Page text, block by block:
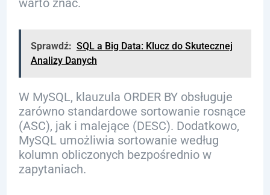
warto znać.
Sprawdź: SQL a Big Data: Klucz do Skutecznej
Analizy Danych
W MySQL, klauzula ORDER BY obsługuje
zarówno standardowe sortowanie rosnące
(ASC), jak i malejące (DESC). Dodatkowo,
MySQL umożliwia sortowanie według
kolumn obliczonych bezpośrednio w
zapytaniach.